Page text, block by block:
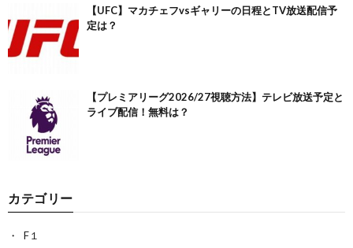
【UFC】マカチェフvsギャリーの日程とTV放送配信予
定は？
【プレミアリーグ2026/27視聴方法】テレビ放送予定と
ライブ配信！無料は？
カテゴリー
F１